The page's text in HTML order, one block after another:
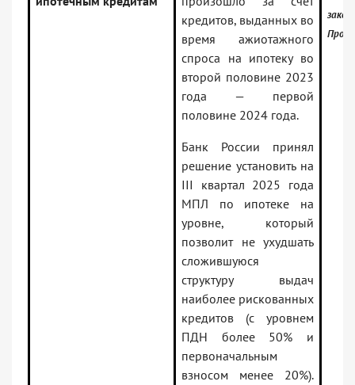
кредитов, выданных во
время ажиотажного
спроса на ипотеку во
второй половине 2023
года — первой
половине 2024 года.
Банк России принял
решение установить на
III квартал 2025 года
МПЛ по ипотеке на
уровне, который
позволит не ухудшать
сложившуюся
структуру выдач
наиболее рискованных
кредитов (с уровнем
ПДН более 50% и
первоначальным
взносом менее 20%).
Проф)